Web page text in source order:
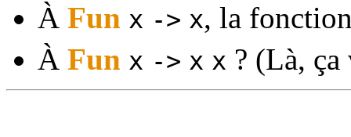
À Fun x -> x, la
À Fun x -> x x ? (Là, ça